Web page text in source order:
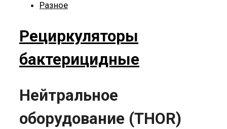
Разное
Рециркуляторы
бактерицидные
Нейтральное
оборудование (THOR)